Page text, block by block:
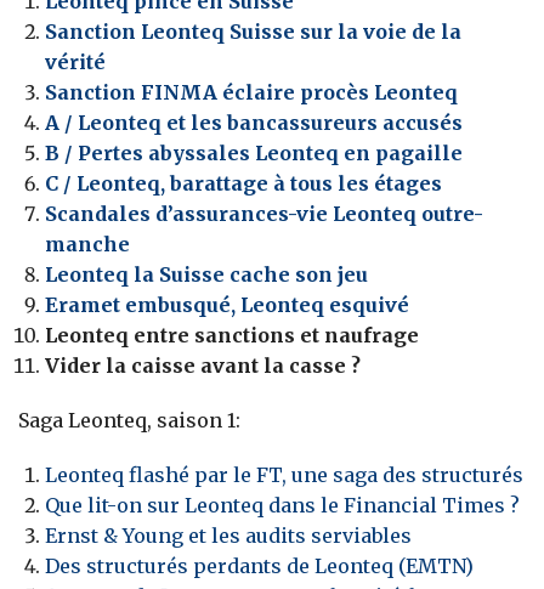
Sanction Leonteq Suisse sur la voie de la
vérité
Sanction FINMA éclaire procès Leonteq
A / Leonteq et les bancassureurs accusés
B / Pertes abyssales Leonteq en pagaille
C / Leonteq, barattage à tous les étages
Scandales d’assurances-vie Leonteq outre-
manche
Leonteq la Suisse cache son jeu
Eramet embusqué, Leonteq esquivé
Leonteq entre sanctions et naufrage
Vider la caisse avant la casse ?
Saga Leonteq, saison 1:
Leonteq flashé par le FT, une saga des structurés
Que lit-on sur Leonteq dans le Financial Times ?
Ernst & Young et les audits serviables
Des structurés perdants de Leonteq (EMTN)